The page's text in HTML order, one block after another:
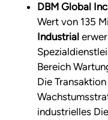
DBM Global
Wert von 135
Industrial
Bereich
Die
industrielles